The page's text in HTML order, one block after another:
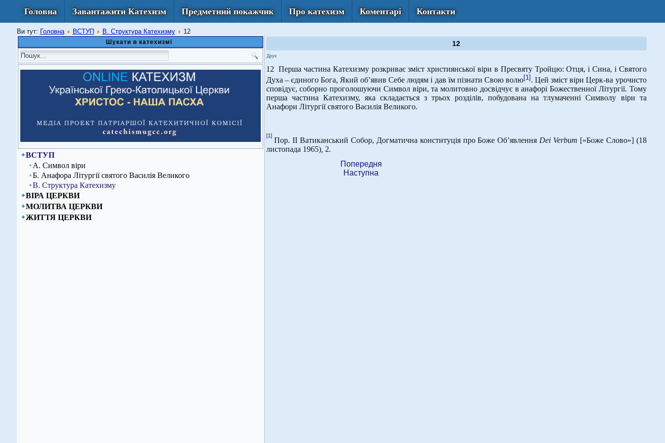
Головна Завантажити Катехизм Предметний покажчик Про катехизм Коментарі Контакти
Ви тут: Головна ВСТУП В. Структура Катехизму 12
Шукати в катехизмі
ВСТУП
А. Символ віри
Б. Анафора Літургії святого Василія Великого
В. Структура Катехизму
ВІРА ЦЕРКВИ
МОЛИТВА ЦЕРКВИ
ЖИТТЯ ЦЕРКВИ
12
Друк
12 Перша частина Катехизму розкриває зміст християнської віри в Пресвяту Тройцю: Отця, і Сина, і Святого
Духа – єдиного Бога, Який об’явив Себе людям і дав їм пізнати Свою волю[1] . Цей зміст віри Церк-ва урочисто
сповідує, соборно проголошуючи Символ віри, та молитовно досвідчує в анафорі Божественної Літургії. Тому
перша частина Катехизму, яка складається з трьох розділів, побудована на тлумаченні Символу віри та
Анафори Літургії святого Василія Великого.
[1]
Пор. ІІ Ватиканський Собор, Догматична конституція про Боже Об’явлення Dei Verbum [«Боже Слово»] (18
листопада 1965), 2.
Попередня
Наступна